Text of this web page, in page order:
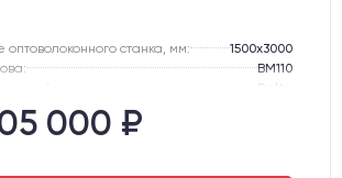
оптоволоконного станка, мм:
1500х3000
BM110
Delta
оси Y:
оси Х:000 ₽